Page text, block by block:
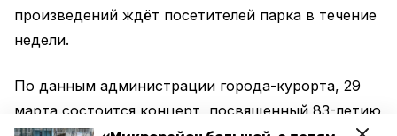
произведений ждёт посетителей парка в течение
недели.
По данным администрации города-курорта, 29
марта состоится концерт, посвященный 83-летию